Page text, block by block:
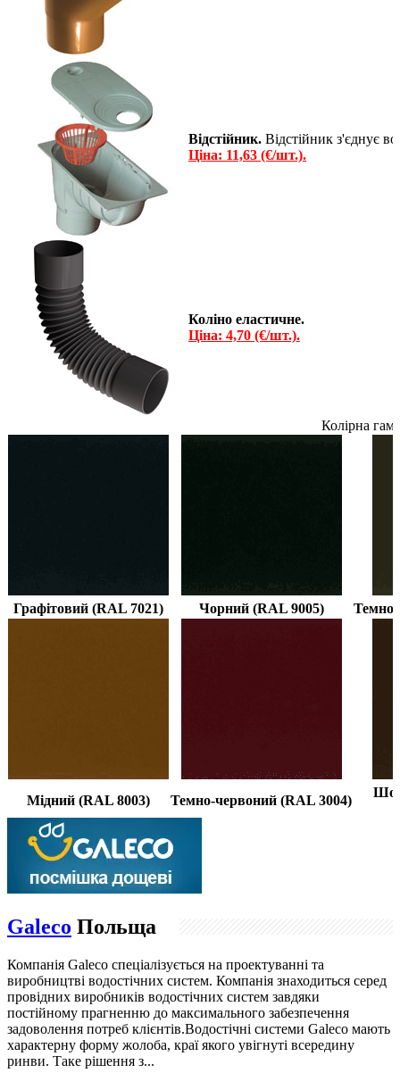
Відстійник. Відстійник з'єднує
Ціна: 11,63 (€/шт.).
Коліно еластичне.
Ціна: 4,70 (€/шт.).
Колірна гама
Графітовий (RAL 7021) Чорний (RAL 9005)
Мідний (RAL 8003) Темно-червоний (RAL 3004)
Galeco Польща
Компанія Galeco спеціалізується на проектуванні та
виробництві водостічних систем. Компанія знаходиться серед
провідних виробників водостічних систем завдяки
постійному прагненню до максимального забезпечення
задоволення потреб клієнтів.Водостічні системи Galeco мають
характерну форму жолоба, краї якого увігнуті всередину
ринви. Таке рішення з...